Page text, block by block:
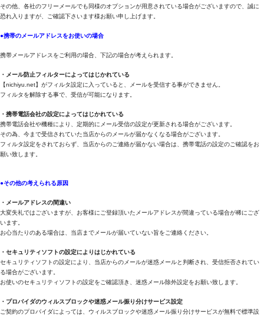
その他、各社のフリーメールでも同様のオプションが用意されている場合がございますので、誠に
恐れ入りますが、ご確認下さいます様お願い申し上げます。
●携帯のメールアドレスをお使いの場合
携帯メールアドレスをご利用の場合、下記の場合が考えられます。
・メール防止フィルターによってはじかれている
【nichiyu.net】がフィルタ設定に入っていると、メールを受信する事ができません。
フィルタを解除する事で、受信が可能になります。
・携帯電話会社の設定によってはじかれている
携帯電話会社や機種により、定期的にメール受信の設定が更新される場合がございます。
その為、今まで受信されていた当店からのメールが届かなくなる場合がございます。
フィルタ設定をされておらず、当店からのご連絡が届かない場合は、携帯電話の設定のご確認をお
願い致します。
●その他の考えられる原因
・メールアドレスの間違い
大変失礼ではございますが、お客様にご登録頂いたメールアドレスが間違っている場合が稀にござ
います。
お心当たりのある場合は、当店までメールが届いていない旨をご連絡ください。
・セキュリティソフトの設定によりはじかれている
セキュリティソフトの設定により、当店からのメールが迷惑メールと判断され、受信拒否されてい
る場合がございます。
お使いのセキュリティソフトの設定をご確認頂き、迷惑メール除外設定をお願い致します。
・プロバイダのウィルスブロックや迷惑メール振り分けサービス設定
ご契約のプロバイダによっては、ウィルスブロックや迷惑メール振り分けサービスが無料で標準設